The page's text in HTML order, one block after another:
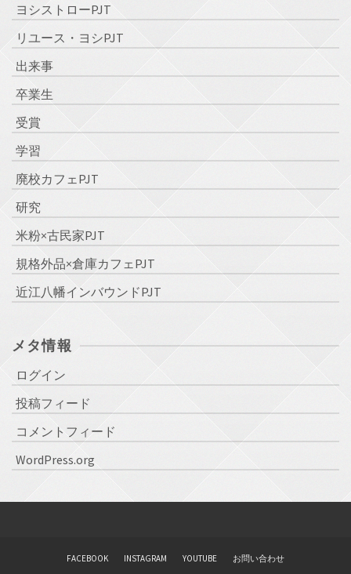
ヨシストローPJT
リユース・ヨシPJT
出来事
卒業生
受賞
学習
廃校カフェPJT
研究
米粉×古民家PJT
規格外品×倉庫カフェPJT
近江八幡インバウンドPJT
メタ情報
ログイン
投稿フィード
コメントフィード
WordPress.org
FACEBOOK INSTAGRAM YOUTUBE お問い合わせ